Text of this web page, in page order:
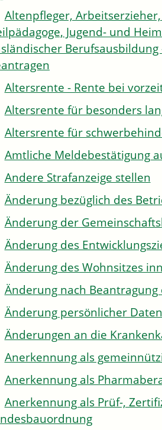
Altenpfleger,
Jugend- und
Altersrente - Rente bei
Altersrente für besonders
Altersrente für
Amtliche Meldebestätigung
Andere Strafanzeige stellen
Änderung bezüglich des
Änderung der
Änderung des
Änderung des Wohnsitzes
Änderung nach
Änderung persönlicher
Änderungen an die
Anerkennung als
Anerkennung als
Anerkennung als Prüf-,